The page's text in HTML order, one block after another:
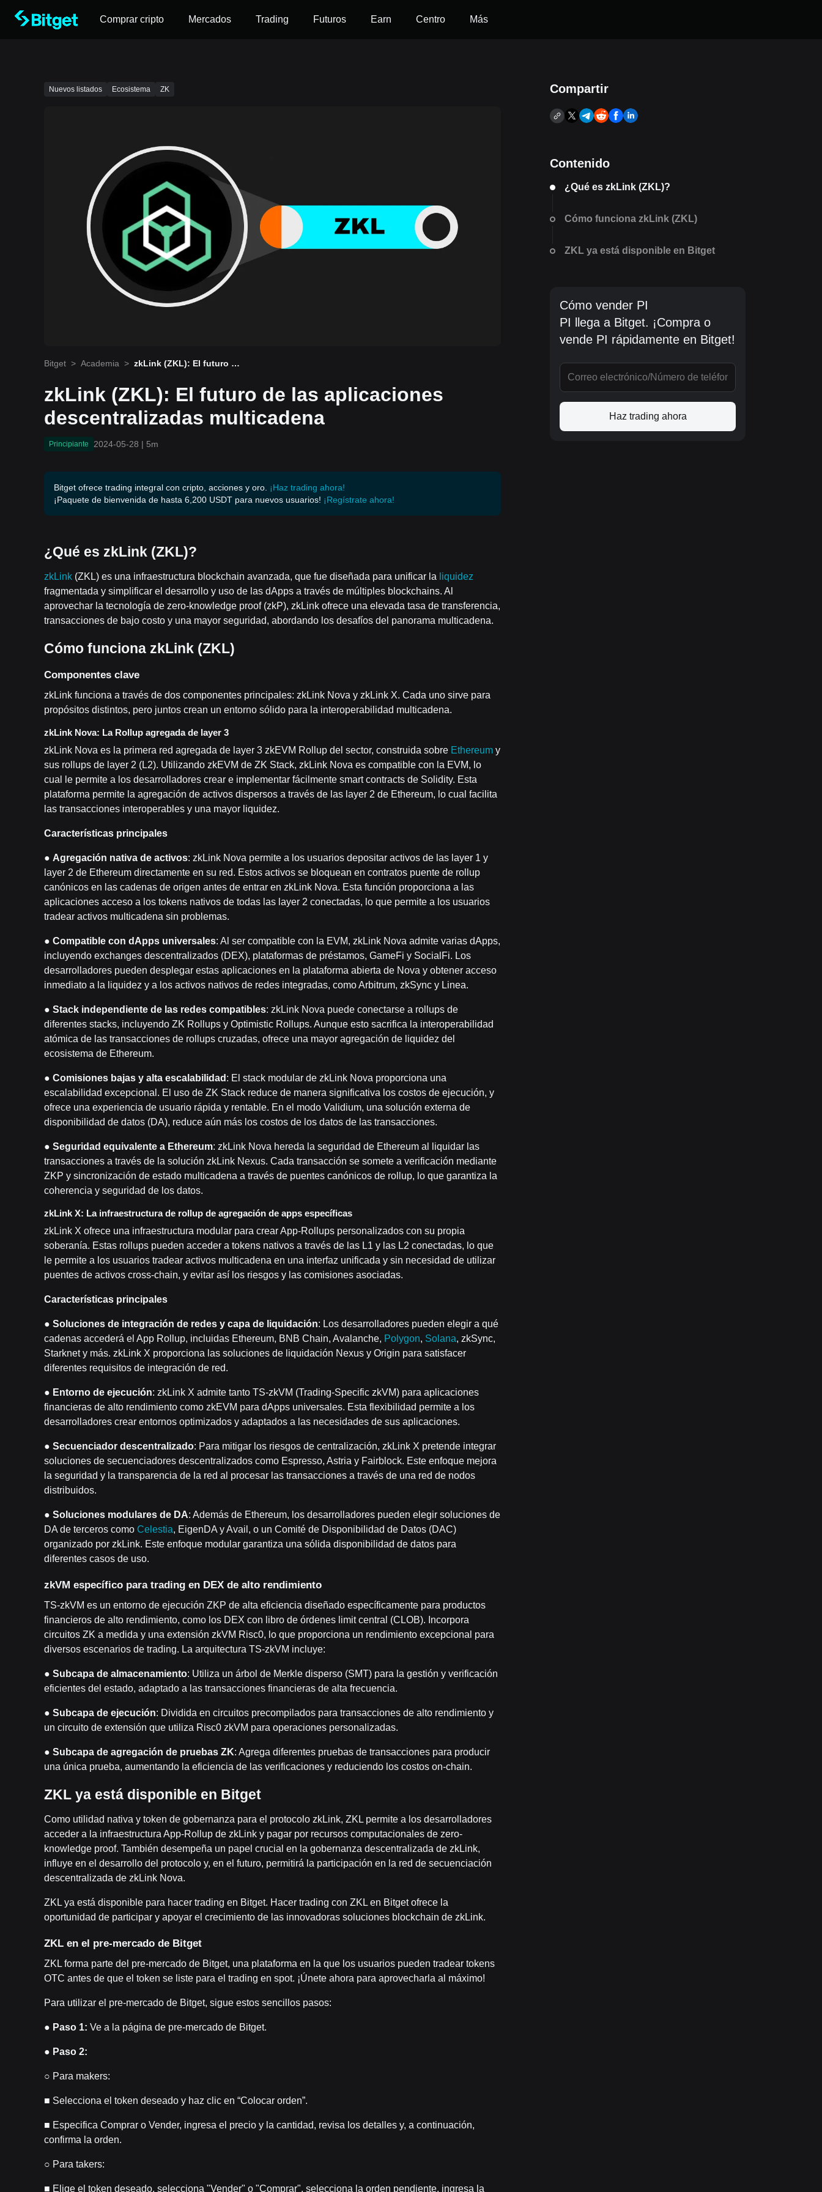
Comprar cripto Mercados Trading Futuros Earn Centro Más
Nuevos listados Ecosistema ZK
Bitget > Academia > zkLink (ZKL): El futuro de
zkLink (ZKL): El futuro de las aplicaciones
descentralizadas multicadena
Principiante 2024-05-28 | 5m
Bitget ofrece trading integral con cripto, acciones y oro. ¡Haz trading ahora!
¡Paquete de bienvenida de hasta 6,200 USDT para nuevos usuarios! ¡Regístrate ahora!
¿Qué es zkLink (ZKL)?
zkLink (ZKL) es una infraestructura blockchain avanzada, que fue diseñada para unificar la liquidez
fragmentada y simplificar el desarrollo y uso de las dApps a través de múltiples blockchains. Al
aprovechar la tecnología de zero-knowledge proof (zkP), zkLink ofrece una elevada tasa de transferencia,
transacciones de bajo costo y una mayor seguridad, abordando los desafíos del panorama multicadena.
Cómo funciona zkLink (ZKL)
Componentes clave
zkLink funciona a través de dos componentes principales: zkLink Nova y zkLink X. Cada uno sirve para
propósitos distintos, pero juntos crean un entorno sólido para la interoperabilidad multicadena.
zkLink Nova: La Rollup agregada de layer 3
zkLink Nova es la primera red agregada de layer 3 zkEVM Rollup del sector, construida sobre Ethereum y
sus rollups de layer 2 (L2). Utilizando zkEVM de ZK Stack, zkLink Nova es compatible con la EVM, lo
cual le permite a los desarrolladores crear e implementar fácilmente smart contracts de Solidity. Esta
plataforma permite la agregación de activos dispersos a través de las layer 2 de Ethereum, lo cual facilita
las transacciones interoperables y una mayor liquidez.
Características principales
● Agregación nativa de activos: zkLink Nova permite a los usuarios depositar activos de las layer 1 y
layer 2 de Ethereum directamente en su red. Estos activos se bloquean en contratos puente de rollup
canónicos en las cadenas de origen antes de entrar en zkLink Nova. Esta función proporciona a las
aplicaciones acceso a los tokens nativos de todas las layer 2 conectadas, lo que permite a los usuarios
tradear activos multicadena sin problemas.
● Compatible con dApps universales: Al ser compatible con la EVM, zkLink Nova admite varias dApps,
incluyendo exchanges descentralizados (DEX), plataformas de préstamos, GameFi y SocialFi. Los
desarrolladores pueden desplegar estas aplicaciones en la plataforma abierta de Nova y obtener acceso
inmediato a la liquidez y a los activos nativos de redes integradas, como Arbitrum, zkSync y Linea.
● Stack independiente de las redes compatibles: zkLink Nova puede conectarse a rollups de
diferentes stacks, incluyendo ZK Rollups y Optimistic Rollups. Aunque esto sacrifica la interoperabilidad
atómica de las transacciones de rollups cruzadas, ofrece una mayor agregación de liquidez del
ecosistema de Ethereum.
● Comisiones bajas y alta escalabilidad : El stack modular de zkLink Nova proporciona una
escalabilidad excepcional. El uso de ZK Stack reduce de manera significativa los costos de ejecución, y
ofrece una experiencia de usuario rápida y rentable. En el modo Validium, una solución externa de
disponibilidad de datos (DA), reduce aún más los costos de los datos de las transacciones.
● Seguridad equivalente a Ethereum: zkLink Nova hereda la seguridad de Ethereum al liquidar las
transacciones a través de la solución zkLink Nexus. Cada transacción se somete a verificación mediante
ZKP y sincronización de estado multicadena a través de puentes canónicos de rollup, lo que garantiza la
coherencia y seguridad de los datos.
zkLink X: La infraestructura de rollup de agregación de apps específicas
zkLink X ofrece una infraestructura modular para crear App-Rollups personalizados con su propia
soberanía. Estas rollups pueden acceder a tokens nativos a través de las L1 y las L2 conectadas, lo que
le permite a los usuarios tradear activos multicadena en una interfaz unificada y sin necesidad de utilizar
puentes de activos cross-chain, y evitar así los riesgos y las comisiones asociadas.
Características principales
● Soluciones de integración de redes y capa de liquidación: Los desarrolladores pueden elegir a qué
cadenas accederá el App Rollup, incluidas Ethereum, BNB Chain, Avalanche, Polygon, Solana, zkSync,
Starknet y más. zkLink X proporciona las soluciones de liquidación Nexus y Origin para satisfacer
diferentes requisitos de integración de red.
● Entorno de ejecución: zkLink X admite tanto TS-zkVM (Trading-Specific zkVM) para aplicaciones
financieras de alto rendimiento como zkEVM para dApps universales. Esta flexibilidad permite a los
desarrolladores crear entornos optimizados y adaptados a las necesidades de sus aplicaciones.
● Secuenciador descentralizado: Para mitigar los riesgos de centralización, zkLink X pretende integrar
soluciones de secuenciadores descentralizados como Espresso, Astria y Fairblock. Este enfoque mejora
la seguridad y la transparencia de la red al procesar las transacciones a través de una red de nodos
distribuidos.
● Soluciones modulares de DA: Además de Ethereum, los desarrolladores pueden elegir soluciones de
DA de terceros como Celestia, EigenDA y Avail, o un Comité de Disponibilidad de Datos (DAC)
organizado por zkLink. Este enfoque modular garantiza una sólida disponibilidad de datos para
diferentes casos de uso.
zkVM específico para trading en DEX de alto rendimiento
TS-zkVM es un entorno de ejecución ZKP de alta eficiencia diseñado específicamente para productos
financieros de alto rendimiento, como los DEX con libro de órdenes limit central (CLOB). Incorpora
circuitos ZK a medida y una extensión zkVM Risc0, lo que proporciona un rendimiento excepcional para
diversos escenarios de trading. La arquitectura TS-zkVM incluye:
● Subcapa de almacenamiento: Utiliza un árbol de Merkle disperso (SMT) para la gestión y verificación
eficientes del estado, adaptado a las transacciones financieras de alta frecuencia.
● Subcapa de ejecución: Dividida en circuitos precompilados para transacciones de alto rendimiento y
un circuito de extensión que utiliza Risc0 zkVM para operaciones personalizadas.
● Subcapa de agregación de pruebas ZK: Agrega diferentes pruebas de transacciones para producir
una única prueba, aumentando la eficiencia de las verificaciones y reduciendo los costos on-chain.
ZKL ya está disponible en Bitget
Como utilidad nativa y token de gobernanza para el protocolo zkLink, ZKL permite a los desarrolladores
acceder a la infraestructura App-Rollup de zkLink y pagar por recursos computacionales de zero-
knowledge proof. También desempeña un papel crucial en la gobernanza descentralizada de zkLink,
influye en el desarrollo del protocolo y, en el futuro, permitirá la participación en la red de secuenciación
descentralizada de zkLink Nova.
ZKL ya está disponible para hacer trading en Bitget. Hacer trading con ZKL en Bitget ofrece la
oportunidad de participar y apoyar el crecimiento de las innovadoras soluciones blockchain de zkLink.
ZKL en el pre-mercado de Bitget
ZKL forma parte del pre-mercado de Bitget, una plataforma en la que los usuarios pueden tradear tokens
OTC antes de que el token se liste para el trading en spot. ¡Únete ahora para aprovecharla al máximo!
Para utilizar el pre-mercado de Bitget, sigue estos sencillos pasos:
● Paso 1: Ve a la página de pre-mercado de Bitget.
● Paso 2:
○ Para makers:
■ Selecciona el token deseado y haz clic en “Colocar orden”.
■ Especifica Comprar o Vender, ingresa el precio y la cantidad, revisa los detalles y, a continuación,
confirma la orden.
○ Para takers:
■ Elige el token deseado, selecciona "Vender" o "Comprar", selecciona la orden pendiente, ingresa la
Compartir
Contenido
¿Qué es zkLink (ZKL)?
Cómo funciona zkLink (ZKL)
ZKL ya está disponible en Bitget
Cómo vender PI
PI llega a Bitget. ¡Compra o
vende PI rápidamente en Bitget!
Haz trading ahora